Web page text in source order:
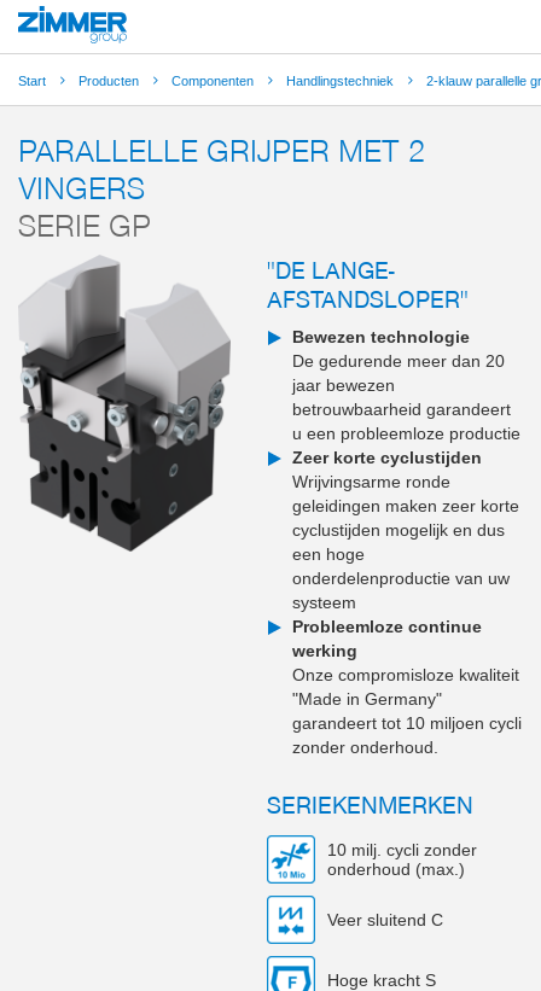
Start Producten Componenten Handlingstechniek 2-klauw parallelle
PARALLELLE GRIJPER MET 2
VINGERS
SERIE GP
"DE LANGE-
AFSTANDSLOPER"
Bewezen technologie
De gedurende meer dan 20
jaar bewezen
betrouwbaarheid garandeert
u een probleemloze productie
Zeer korte cyclustijden
Wrijvingsarme ronde
geleidingen maken zeer korte
cyclustijden mogelijk en dus
een hoge
onderdelenproductie van uw
systeem
Probleemloze continue
werking
Onze compromisloze kwaliteit
"Made in Germany"
garandeert tot 10 miljoen cycli
zonder onderhoud.
SERIEKENMERKEN
10 milj. cycli zonder
onderhoud (max.)
Veer sluitend C
Hoge kracht S